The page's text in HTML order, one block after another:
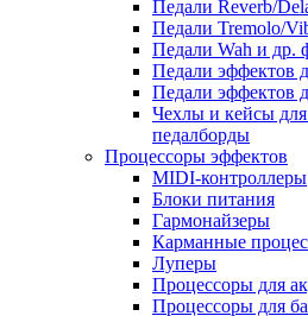
Педали Reverb/
Педали Tremolo/
Педали Wah и др.
Педали эффектов
Педали эффектов
Чехлы и кейсы
педалборды
Процессоры эффектов
MIDI-контроллеры
Блоки питания
Гармонайзеры
Карманные
Луперы
Процессоры для
Процессоры для